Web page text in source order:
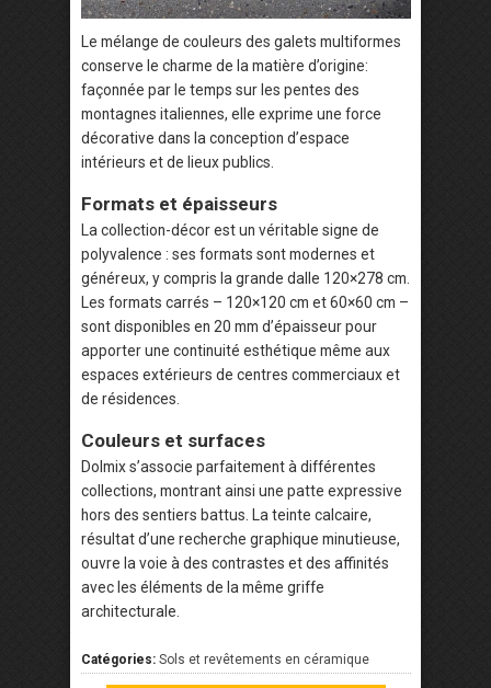
Le mélange de couleurs des galets multiformes
conserve le charme de la matière d’origine:
façonnée par le temps sur les pentes des
montagnes italiennes, elle exprime une force
décorative dans la conception d’espace
intérieurs et de lieux publics.
Formats et épaisseurs
La collection-décor est un véritable signe de
polyvalence : ses formats sont modernes et
généreux, y compris la grande dalle 120×278 cm.
Les formats carrés – 120×120 cm et 60×60 cm –
sont disponibles en 20 mm d’épaisseur pour
apporter une continuité esthétique même aux
espaces extérieurs de centres commerciaux et
de résidences.
Couleurs et surfaces
Dolmix s’associe parfaitement à différentes
collections, montrant ainsi une patte expressive
hors des sentiers battus. La teinte calcaire,
résultat d’une recherche graphique minutieuse,
ouvre la voie à des contrastes et des affinités
avec les éléments de la même griffe
architecturale.
Catégories: Sols et revêtements en céramique